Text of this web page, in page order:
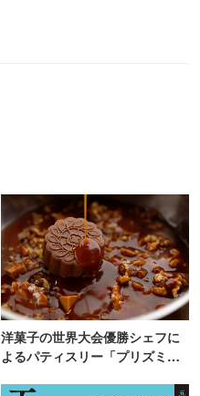
洋菓子の世界大会優勝シェフに
よるパティスリー「プリズミッ